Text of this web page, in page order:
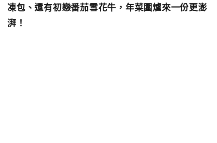
凍包、還有初戀番茄雪花牛，年菜圍爐來一份更澎
湃！